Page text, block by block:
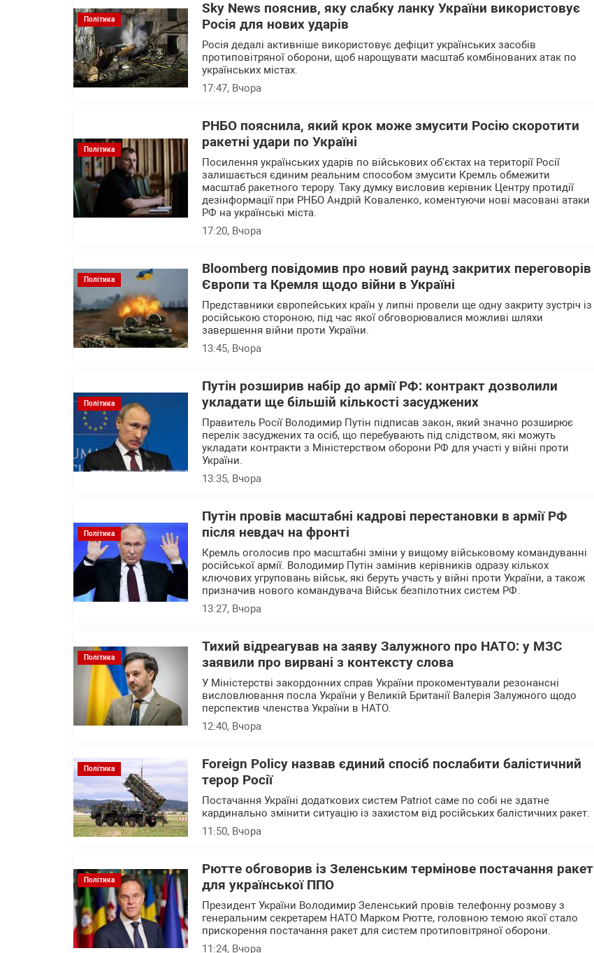
Політика
Sky News пояснив, яку слабку ланку України використовує
Росія для нових ударів
Росія дедалі активніше використовує дефіцит українських засобів
протиповітряної оборони, щоб нарощувати масштаб комбінованих атак по
українських містах.
17:47, Вчора
Політика
РНБО пояснила, який крок може змусити Росію скоротити
ракетні удари по Україні
Посилення українських ударів по військових об'єктах на території Росії
залишається єдиним реальним способом змусити Кремль обмежити
масштаб ракетного терору. Таку думку висловив керівник Центру протидії
дезінформації при РНБО Андрій Коваленко, коментуючи нові масовані атаки
РФ на українські міста.
17:20, Вчора
Політика
Bloomberg повідомив про новий раунд закритих переговорів
Європи та Кремля щодо війни в Україні
Представники європейських країн у липні провели ще одну закриту зустріч із
російською стороною, під час якої обговорювалися можливі шляхи
завершення війни проти України.
13:45, Вчора
Політика
Путін розширив набір до армії РФ: контракт дозволили
укладати ще більшій кількості засуджених
Правитель Росії Володимир Путін підписав закон, який значно розширює
перелік засуджених та осіб, що перебувають під слідством, які можуть
укладати контракти з Міністерством оборони РФ для участі у війні проти
України.
13:35, Вчора
Політика
Путін провів масштабні кадрові перестановки в армії РФ
після невдач на фронті
Кремль оголосив про масштабні зміни у вищому військовому командуванні
російської армії. Володимир Путін замінив керівників одразу кількох
ключових угруповань військ, які беруть участь у війні проти України, а також
призначив нового командувача Військ безпілотних систем РФ.
13:27, Вчора
Політика
Тихий відреагував на заяву Залужного про НАТО: у МЗС
заявили про вирвані з контексту слова
У Міністерстві закордонних справ України прокоментували резонансні
висловлювання посла України у Великій Британії Валерія Залужного щодо
перспектив членства України в НАТО.
12:40, Вчора
Політика
Foreign Policy назвав єдиний спосіб послабити балістичний
терор Росії
Постачання Україні додаткових систем Patriot саме по собі не здатне
кардинально змінити ситуацію із захистом від російських балістичних ракет.
11:50, Вчора
Політика
Рютте обговорив із Зеленським термінове постачання ракет
для української ППО
Президент України Володимир Зеленський провів телефонну розмову з
генеральним секретарем НАТО Марком Рютте, головною темою якої стало
прискорення постачання ракет для систем протиповітряної оборони.
11:24, Вчора